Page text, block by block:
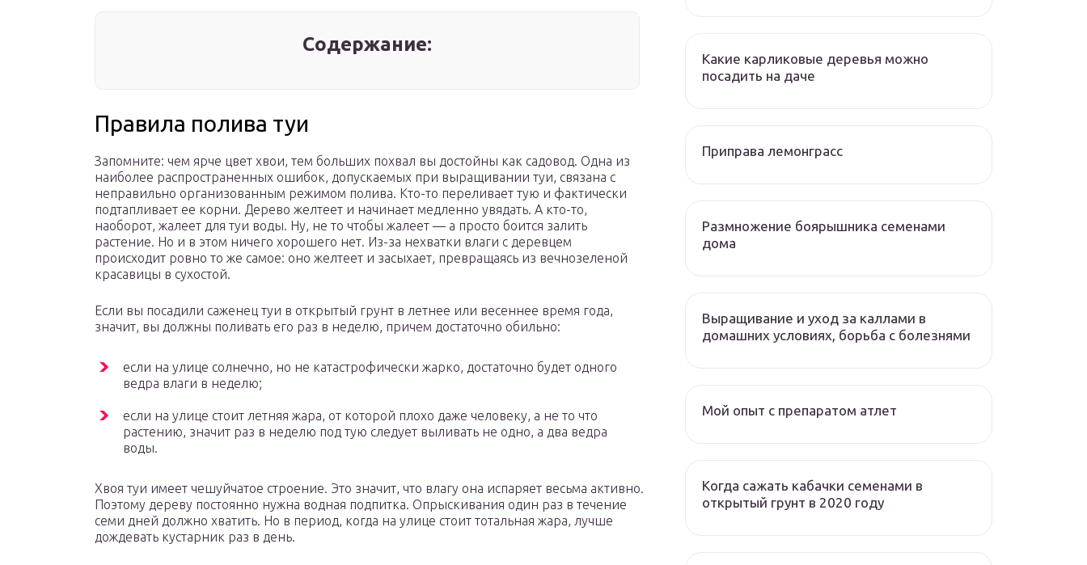
Содержание:
Правила полива туи
Запомните: чем ярче цвет хвои, тем больших похвал вы достойны как садовод. Одна из
наиболее распространенных ошибок, допускаемых при выращивании туи, связана с
неправильно организованным режимом полива. Кто-то переливает тую и фактически
подтапливает ее корни. Дерево желтеет и начинает медленно увядать. А кто-то,
наоборот, жалеет для туи воды. Ну, не то чтобы жалеет — а просто боится залить
растение. Но и в этом ничего хорошего нет. Из-за нехватки влаги с деревцем
происходит ровно то же самое: оно желтеет и засыхает, превращаясь из вечнозеленой
красавицы в сухостой.
Если вы посадили саженец туи в открытый грунт в летнее или весеннее время года,
значит, вы должны поливать его раз в неделю, причем достаточно обильно:
если на улице солнечно, но не катастрофически жарко, достаточно будет одного
ведра влаги в неделю;
если на улице стоит летняя жара, от которой плохо даже человеку, а не то что
растению, значит раз в неделю под тую следует выливать не одно, а два ведра
воды.
Хвоя туи имеет чешуйчатое строение. Это значит, что влагу она испаряет весьма активно.
Поэтому дереву постоянно нужна водная подпитка. Опрыскивания один раз в течение
семи дней должно хватить. Но в период, когда на улице стоит тотальная жара, лучше
дождевать кустарник раз в день.
Какие карликовые деревья можно
посадить на даче
Приправа лемонграсс
Размножение боярышника семенами
дома
Выращивание и уход за каллами в
домашних условиях, борьба с болезнями
Мой опыт с препаратом атлет
Когда сажать кабачки семенами в
открытый грунт в 2020 году